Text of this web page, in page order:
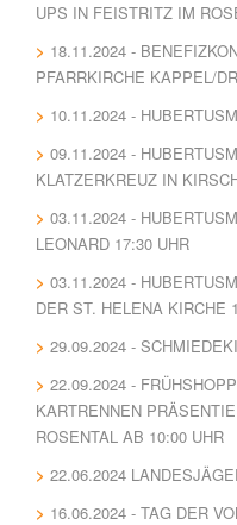
UPS IN FEISTRITZ IM
18.11.2024 -
PFARRKIRCHE KAPPEL/
10.11.2024 -
09.11.2024 -
KLATZERKREUZ IN
03.11.2024 -
LEONARD 17:30 UHR
03.11.2024 -
DER ST. HELENA KIRCHE
29.09.2024 -
22.09.2024 -
KARTRENNEN
ROSENTAL AB 10:00 UHR
22.06.2024
16.06.2024 - TAG DER